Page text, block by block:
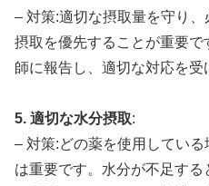
– 対策:適切な摂取量を守り
摂取を優先することが重要
師に報告し、適切な対応を受
5. 適切な水分摂取:
– 対策:どの薬を使用してい
は重要です。水分が不足す